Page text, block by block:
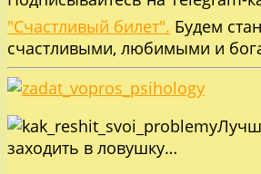
"Счастливый билет". Будем
счастливыми, любимыми и
заходить в ловушку…